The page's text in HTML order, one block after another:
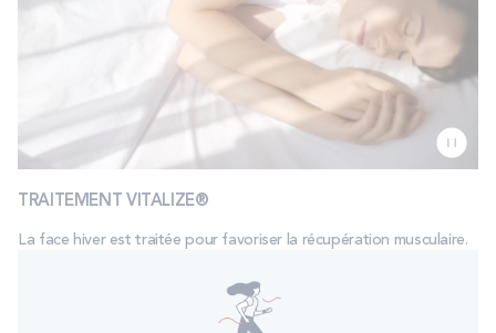
TRAITEMENT VITALIZE®
La face hiver est traitée pour favoriser la récupération musculaire.